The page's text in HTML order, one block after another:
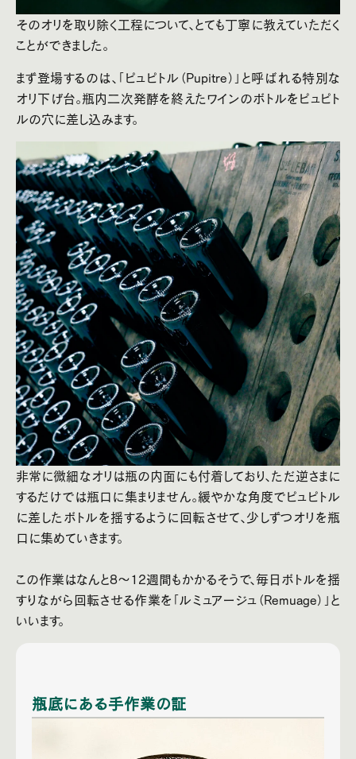
そのオリを取り除く工程について、とても丁寧に教えていただく
ことができました。
まず登場するのは、「ピュピトル（Pupitre）」と呼ばれる特別な
オリ下げ台。瓶内二次発酵を終えたワインのボトルをピュピト
ルの穴に差し込みます。
非常に微細なオリは瓶の内面にも付着しており、ただ逆さまに
するだけでは瓶口に集まりません。緩やかな角度でピュピトル
に差したボトルを揺するように回転させて、少しずつオリを瓶
口に集めていきます。
この作業はなんと8〜12週間もかかるそうで、毎日ボトルを揺
すりながら回転させる作業を「ルミュアージュ（Remuage）」と
いいます。
瓶底にある手作業の証